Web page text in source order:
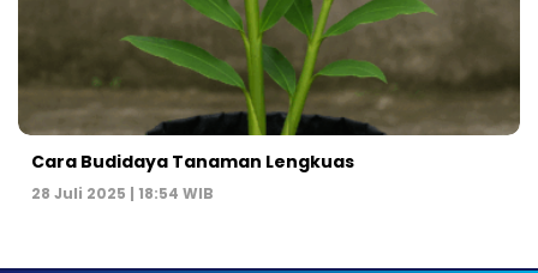
Cara Budidaya Tanaman Lengkuas
28 Juli 2025 | 18:54 WIB